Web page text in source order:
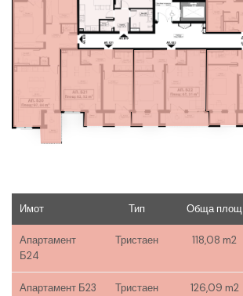
Имот Тип Обща площ
Апартамент
Б24
Тристаен 118,08 m2
Апартамент Б23 Тристаен 126,09 m2